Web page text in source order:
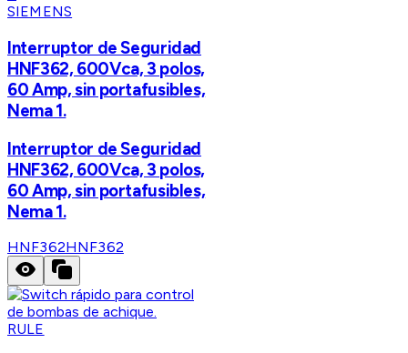
SIEMENS
Interruptor de Seguridad
HNF362, 600Vca, 3 polos,
60 Amp, sin portafusibles,
Nema 1.
Interruptor de Seguridad
HNF362, 600Vca, 3 polos,
60 Amp, sin portafusibles,
Nema 1.
HNF362HNF362
RULE